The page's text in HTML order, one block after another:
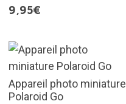
9,95€
Appareil photo miniature
Polaroid Go